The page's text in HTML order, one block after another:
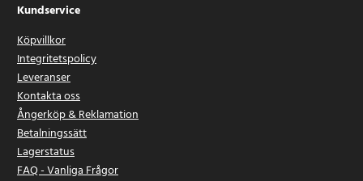
Kundservice
Köpvillkor
Integritetspolicy
Leveranser
Kontakta oss
Ångerköp & Reklamation
Betalningssätt
Lagerstatus
FAQ - Vanliga Frågor